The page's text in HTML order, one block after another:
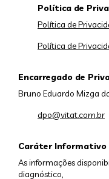
Caráter Informativo
As informações
diagnóstico,
Política de
Política de
Política de
Encarregado de
Bruno Eduardo Mizga
dpo@vitat.com.br